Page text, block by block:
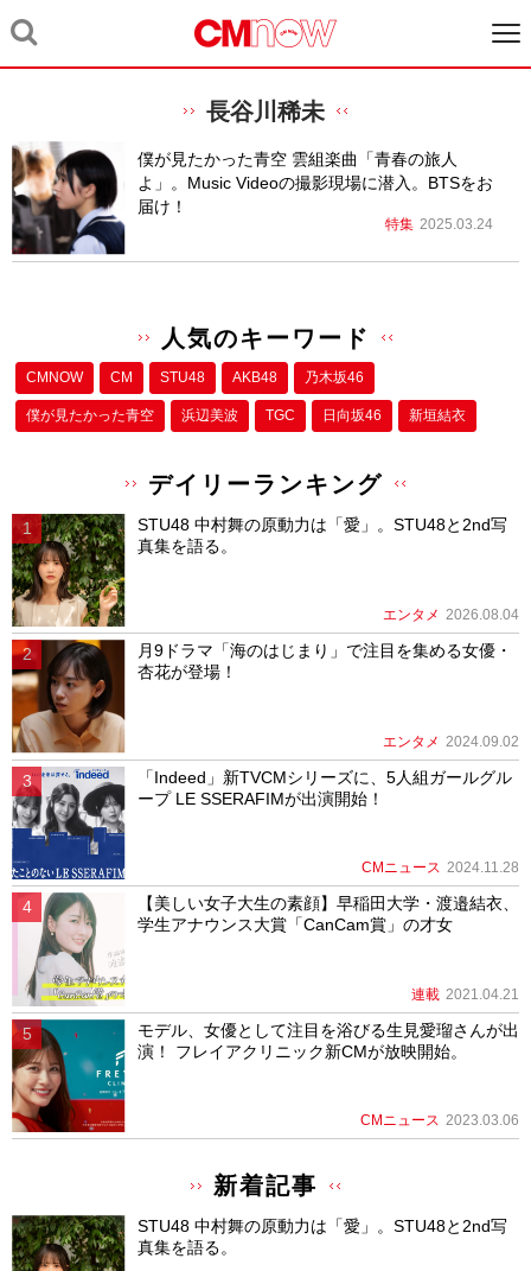
長谷川稀未
僕が見たかった青空 雲組楽曲「青春の旅人
よ」。Music Videoの撮影現場に潜入。BTSをお
届け！
特集 2025.03.24
人気のキーワード
CMNOW CM STU48 AKB48 乃木坂46
僕が⾒たかった⻘空 浜辺美波 TGC 日向坂46 新垣結衣
デイリーランキング
STU48 中村舞の原動力は「愛」。STU48と2nd写
真集を語る。
エンタメ 2026.08.04
月9ドラマ「海のはじまり」で注目を集める女優・
杏花が登場！
エンタメ 2024.09.02
「Indeed」新TVCMシリーズに、5人組ガールグル
ープ LE SSERAFIMが出演開始！
CMニュース 2024.11.28
【美しい女子大生の素顔】早稲田大学・渡邉結衣、
学生アナウンス大賞「CanCam賞」の才女
連載 2021.04.21
モデル、女優として注目を浴びる生見愛瑠さんが出
演！ フレイアクリニック新CMが放映開始。
CMニュース 2023.03.06
新着記事
STU48 中村舞の原動力は「愛」。STU48と2nd写
真集を語る。